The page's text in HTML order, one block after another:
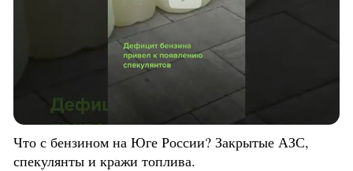
Что с бензином на Юге России? Закрытые АЗС,
спекулянты и кражи топлива.